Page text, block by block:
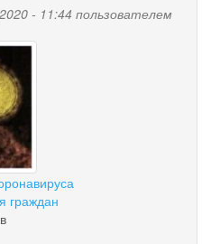
- 11:44 пользователем
граждан